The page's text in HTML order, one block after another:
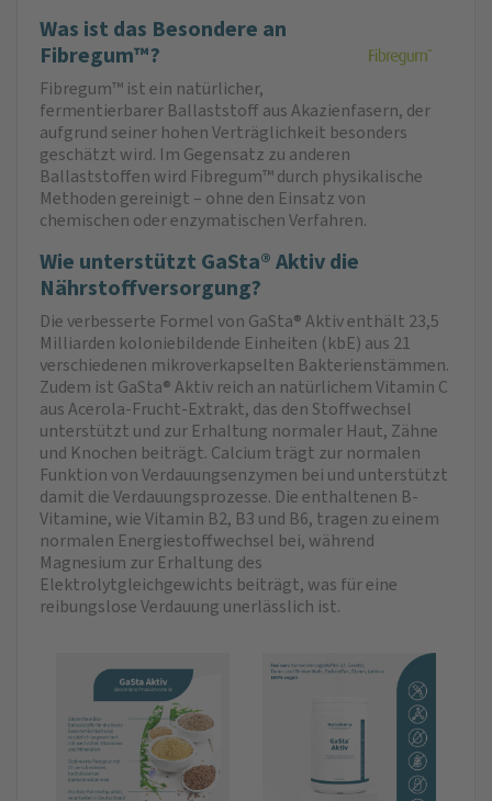
Was ist das Besondere an
Fibregum™?
Fibregum™ ist ein natürlicher,
fermentierbarer Ballaststoff aus Akazienfasern, der
aufgrund seiner hohen Verträglichkeit besonders
geschätzt wird. Im Gegensatz zu anderen
Ballaststoffen wird Fibregum™ durch physikalische
Methoden gereinigt – ohne den Einsatz von
chemischen oder enzymatischen Verfahren.
Wie unterstützt GaSta® Aktiv die
Nährstoffversorgung?
Die verbesserte Formel von GaSta® Aktiv enthält 23,5
Milliarden koloniebildende Einheiten (kbE) aus 21
verschiedenen mikroverkapselten Bakterienstämmen.
Zudem ist GaSta® Aktiv reich an natürlichem Vitamin C
aus Acerola-Frucht-Extrakt, das den Stoffwechsel
unterstützt und zur Erhaltung normaler Haut, Zähne
und Knochen beiträgt. Calcium trägt zur normalen
Funktion von Verdauungsenzymen bei und unterstützt
damit die Verdauungsprozesse. Die enthaltenen B-
Vitamine, wie Vitamin B2, B3 und B6, tragen zu einem
normalen Energiestoffwechsel bei, während
Magnesium zur Erhaltung des
Elektrolytgleichgewichts beiträgt, was für eine
reibungslose Verdauung unerlässlich ist.